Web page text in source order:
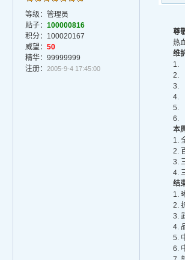
等级：管理员
贴子： 100000816
积分：100020167
威望： 50
精华：99999999
注册：
2005-9-4 17:45:00
尊
热
维
1.
2.
3.
4.
5.
6.
本
1.
2.
3.
4.
结
1.
2.
3.
4.
5.
6.